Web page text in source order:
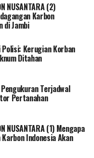
NUSANTARA (2)
Karbon
di Jambi
Kerugian Korban
Ditahan
Terjadwal
Pertanahan
NUSANTARA (1) Mengapa
Indonesia Akan